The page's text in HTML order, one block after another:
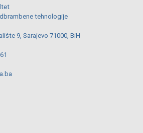
tehnologije
9, Sarajevo 71000, BiH